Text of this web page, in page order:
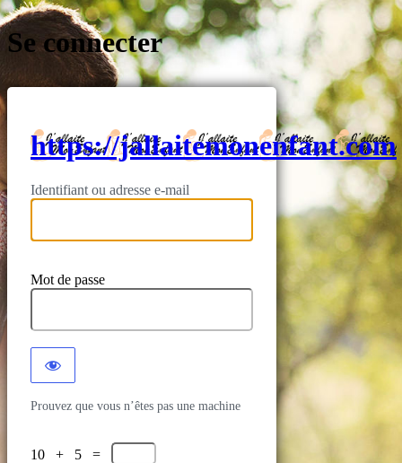
Se connecter
https://jallaitemonenfant.com
Identifiant ou adresse e-mail
Mot de passe
Prouvez que vous n’êtes pas une machine
10 + 5 =